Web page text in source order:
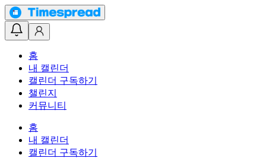
홈
내 캘린더
캘린더 구독하기
챌린지
커뮤니티
홈
내 캘린더
캘린더 구독하기